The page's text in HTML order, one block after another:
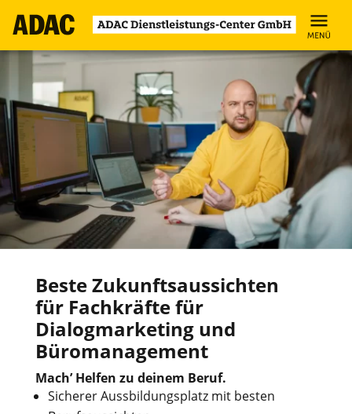
Inhalt
Beste Zukunftsaussichten
für Fachkräfte für
Dialogmarketing und
Büromanagement
Mach’ Helfen zu deinem Beruf.
Sicherer Aussbildungsplatz mit besten